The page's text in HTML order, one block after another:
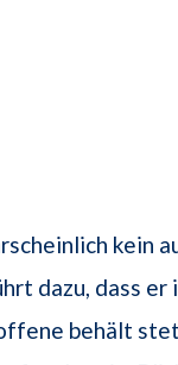
kein
dazu, dass
behält